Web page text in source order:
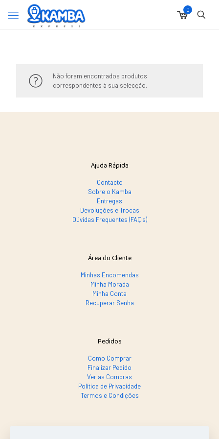
0
Não foram encontrados produtos
correspondentes à sua selecção.
Ajuda Rápida
Contacto
Sobre o Kamba
Entregas
Devoluções e Trocas
Dúvidas Frequentes (FAQ's)
Área do Cliente
Minhas Encomendas
Minha Morada
Minha Conta
Recuperar Senha
Pedidos
Como Comprar
Finalizar Pedido
Ver as Compras
Política de Privacidade
Termos e Condições